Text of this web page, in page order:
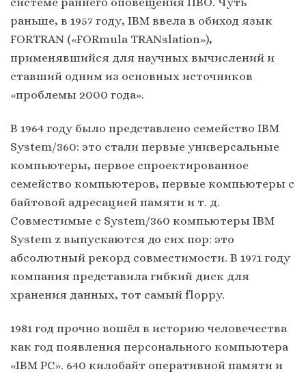
раньше, в 1957 году, IBM ввела в обиход язык
FORTRAN («FORmula TRANslation»),
применявшийся для научных вычислений и
ставший одним из основных источников
«проблемы 2000 года».
В 1964 году было представлено семейство IBM
System/360: это стали первые универсальные
компьютеры, первое спроектированное
семейство компьютеров, первые компьютеры с
байтовой адресацией памяти и т. д.
Совместимые с System/360 компьютеры IBM
System z выпускаются до сих пор: это
абсолютный рекорд совместимости. В 1971 году
компания представила гибкий диск для
хранения данных, тот самый floppy.
1981 год прочно вошёл в историю человечества
как год появления персонального компьютера
«IBM PC». 640 килобайт оперативной памяти и